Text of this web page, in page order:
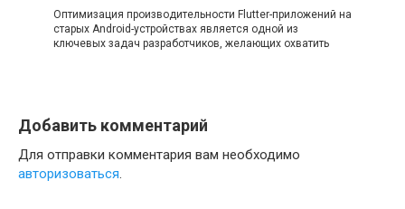
Оптимизация производительности Flutter-приложений на
старых Android-устройствах является одной из
ключевых задач разработчиков, желающих охватить
Добавить комментарий
Для отправки комментария вам необходимо
авторизоваться.